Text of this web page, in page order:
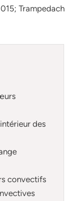
Trampedach
des
convectifs